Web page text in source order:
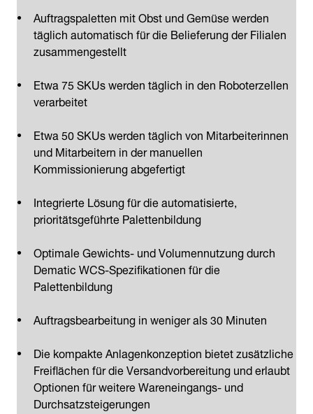
Auftragspaletten mit Obst und Gemüse werden
täglich automatisch für die Belieferung der Filialen
zusammengestellt
Etwa 75 SKUs werden täglich in den Roboterzellen
verarbeitet
Etwa 50 SKUs werden täglich von Mitarbeiterinnen
und Mitarbeitern in der manuellen
Kommissionierung abgefertigt
Integrierte Lösung für die automatisierte,
prioritätsgeführte Palettenbildung
Optimale Gewichts- und Volumennutzung durch
Dematic WCS-Spezifikationen für die
Palettenbildung
Auftragsbearbeitung in weniger als 30 Minuten
Die kompakte Anlagenkonzeption bietet zusätzliche
Freiflächen für die Versandvorbereitung und erlaubt
Optionen für weitere Wareneingangs- und
Durchsatzsteigerungen